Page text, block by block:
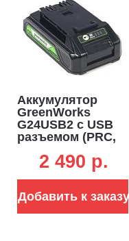
Аккумулятор
GreenWorks
G24USB2 с USB
разъемом (PRC,
2 490 p.
Добавить к заказу